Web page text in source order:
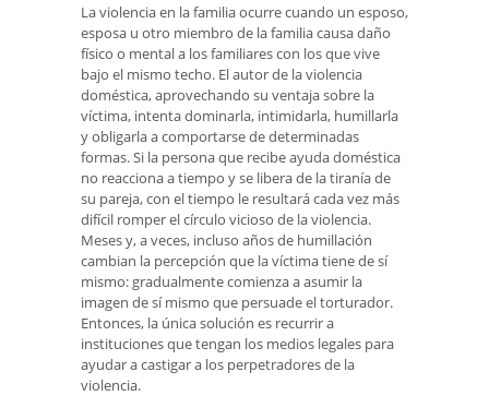
La violencia en la familia ocurre cuando un esposo,
esposa u otro miembro de la familia causa daño
físico o mental a los familiares con los que vive
bajo el mismo techo. El autor de la violencia
doméstica, aprovechando su ventaja sobre la
víctima, intenta dominarla, intimidarla, humillarla
y obligarla a comportarse de determinadas
formas. Si la persona que recibe ayuda doméstica
no reacciona a tiempo y se libera de la tiranía de
su pareja, con el tiempo le resultará cada vez más
difícil romper el círculo vicioso de la violencia.
Meses y, a veces, incluso años de humillación
cambian la percepción que la víctima tiene de sí
mismo: gradualmente comienza a asumir la
imagen de sí mismo que persuade el torturador.
Entonces, la única solución es recurrir a
instituciones que tengan los medios legales para
ayudar a castigar a los perpetradores de la
violencia.